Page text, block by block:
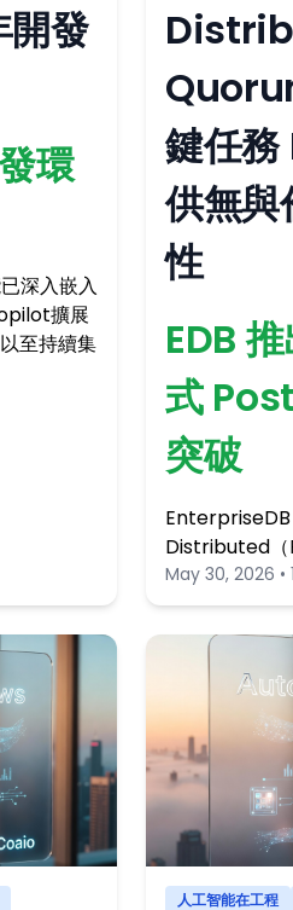
發
環
深入嵌入
擴展
至持續集
鍵任
供無與
性
EDB
式
突破
EnterpriseDB
Distributed（
May 30, 2026 •
人工智能在工程